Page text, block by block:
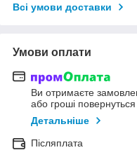
Всі умови доставки
Умови оплати
Ви отримаєте
або гроші
Детальніше
Післяплата